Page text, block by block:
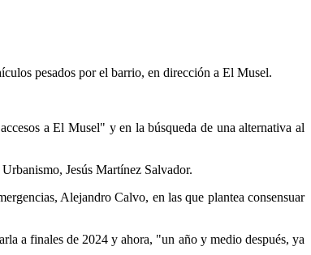
pesados por el barrio, en dirección a El Musel.
a El Musel" y en la búsqueda de una alternativa al
Jesús Martínez Salvador.
Alejandro Calvo, en las que plantea consensuar
a finales de 2024 y ahora, "un año y medio después, ya